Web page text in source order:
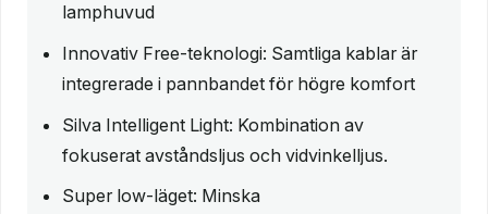
lamphuvud
Innovativ Free-teknologi: Samtliga kablar är
integrerade i pannbandet för högre komfort
Silva Intelligent Light: Kombination av
fokuserat avståndsljus och vidvinkelljus.
Super low-läget: Minska